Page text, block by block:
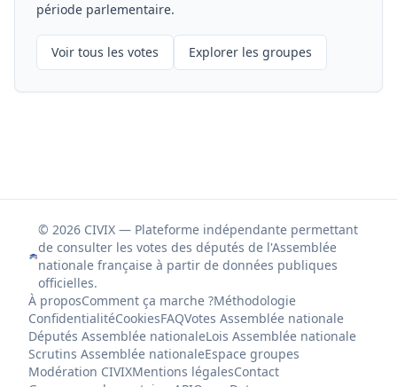
période parlementaire.
Voir tous les votes Explorer les groupes
© 2026 CIVIX — Plateforme indépendante permettant
de consulter les votes des députés de l'Assemblée
nationale française à partir de données publiques
officielles.
À proposComment ça marche ?Méthodologie
ConfidentialitéCookiesFAQVotes Assemblée nationale
Députés Assemblée nationaleLois Assemblée nationale
Scrutins Assemblée nationaleEspace groupes
Modération CIVIXMentions légalesContact